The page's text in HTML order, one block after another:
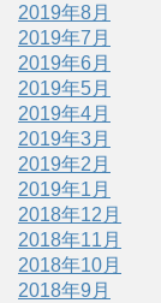
2019年8月
2019年7月
2019年6月
2019年5月
2019年4月
2019年3月
2019年2月
2019年1月
2018年12月
2018年11月
2018年10月
2018年9月